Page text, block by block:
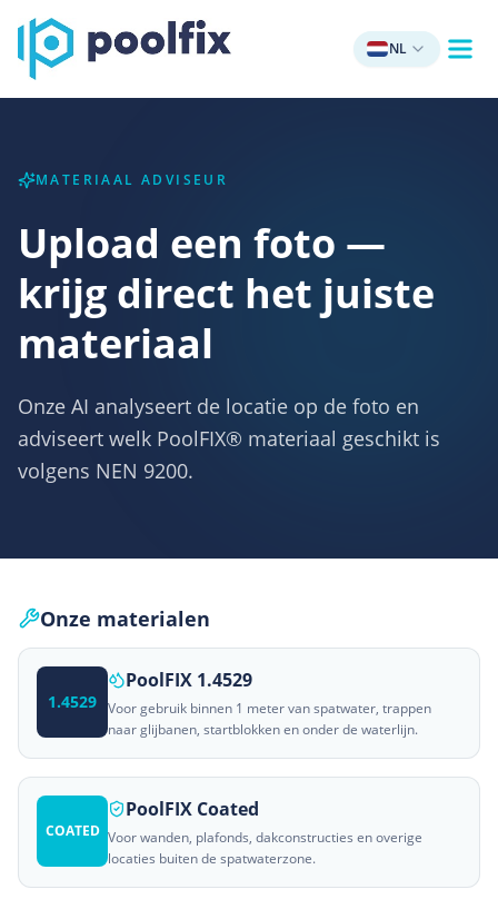
NL
MATERIAAL ADVISEUR
Upload een foto —
krijg direct het juiste
materiaal
Onze AI analyseert de locatie op de foto en
adviseert welk PoolFIX® materiaal geschikt is
volgens NEN 9200.
Onze materialen
1.4529
PoolFIX 1.4529
Voor gebruik binnen 1 meter van spatwater, trappen
naar glijbanen, startblokken en onder de waterlijn.
COATED
PoolFIX Coated
Voor wanden, plafonds, dakconstructies en overige
locaties buiten de spatwaterzone.